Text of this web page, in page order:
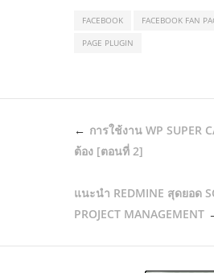
FACEBOOK
FACEBOOK FAN
PAGE PLUGIN
NAVIGATION
การใช้งาน WP SUPER
ต้อง [ตอนที่ 2]
แนะนำ REDMINE สุดยอด
PROJECT MANAGEMENT